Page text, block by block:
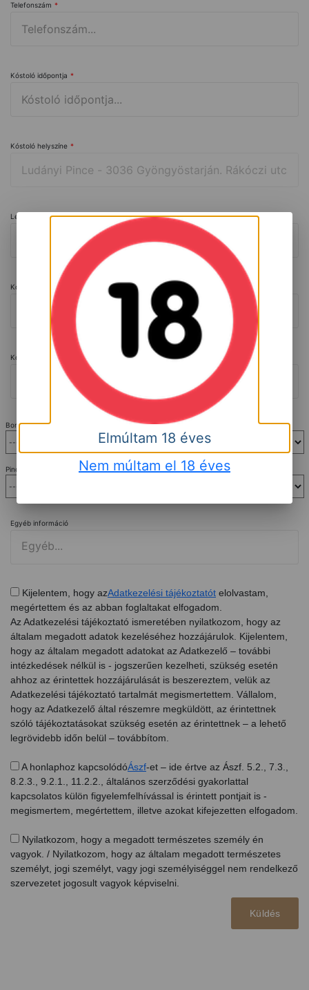
Telefonszám *
Kóstoló időpontja *
Kóstoló helyszíne *
Létszám (fõ) *
Kóstolni kért tételek száma
Kóstolni kért konkrét tételek (amennyiben van ilyen)
Borvacsora *
Pincelátogatás
Egyéb információ
Kijelentem, hogy azAdatkezelési tájékoztatót elolvastam,
megértettem és az abban foglaltakat elfogadom.
Az Adatkezelési tájékoztató ismeretében nyilatkozom, hogy az
általam megadott adatok kezeléséhez hozzájárulok. Kijelentem,
hogy az általam megadott adatokat az Adatkezelő – további
intézkedések nélkül is - jogszerűen kezelheti, szükség esetén
ahhoz az érintettek hozzájárulását is beszereztem, velük az
Adatkezelési tájékoztató tartalmát megismertettem. Vállalom,
hogy az Adatkezelő által részemre megküldött, az érintettnek
szóló tájékoztatásokat szükség esetén az érintettnek – a lehető
legrövidebb időn belül – továbbítom.
A honlaphoz kapcsolódóÁszf-et – ide értve az Ászf. 5.2., 7.3.,
8.2.3., 9.2.1., 11.2.2., általános szerződési gyakorlattal
kapcsolatos külön figyelemfelhívással is érintett pontjait is -
megismertem, megértettem, illetve azokat kifejezetten elfogadom.
Nyilatkozom, hogy a megadott természetes személy én
vagyok. / Nyilatkozom, hogy az általam megadott természetes
személyt, jogi személyt, vagy jogi személyiséggel nem rendelkező
szervezetet jogosult vagyok képviselni.
Küldés
Elmúltam 18 éves
Nem múltam el 18 éves